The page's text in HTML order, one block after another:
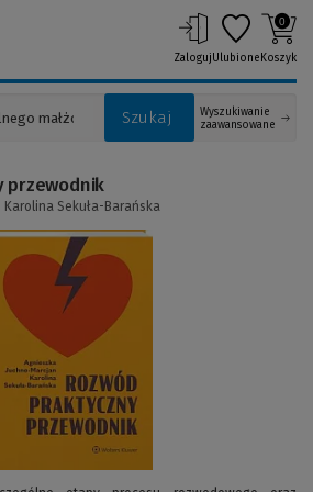
Szukaj
Wyszukiwanie
zaawansowane
ZalogujUlubione
0
Koszyk
(Link
przewodnik
Karolina Sekuła-Barańska